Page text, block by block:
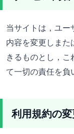
当サイトは，ユ
内容を変更しま
きるものとし，
て一切の責任を負
利用規約の